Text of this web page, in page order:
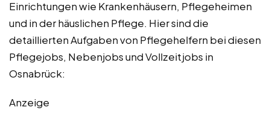
Einrichtungen wie Krankenhäusern, Pflegeheimen
und in der häuslichen Pflege. Hier sind die
detaillierten Aufgaben von Pflegehelfern bei diesen
Pflegejobs, Nebenjobs und Vollzeitjobs in
Osnabrück:
Anzeige